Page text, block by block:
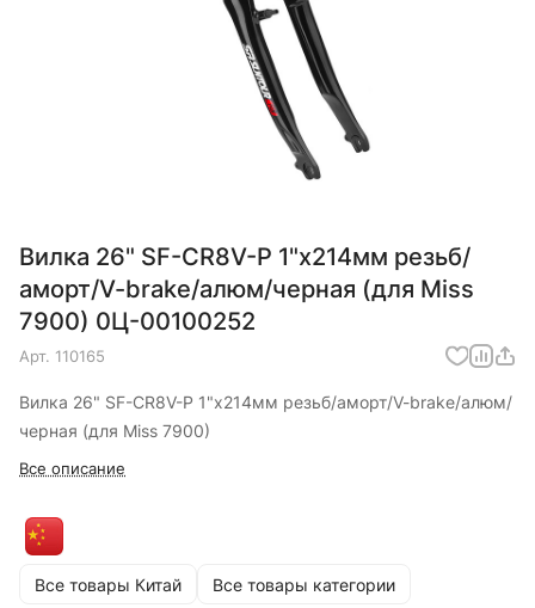
Вилка 26" SF-CR8V-P 1"x214мм резьб/
аморт/V-brake/алюм/черная (для Miss
7900) 0Ц-00100252
Арт. 110165
Вилка 26" SF-CR8V-P 1"x214мм резьб/аморт/V-brake/алюм/
черная (для Miss 7900)
Все описание
Все товары Китай Все товары категории